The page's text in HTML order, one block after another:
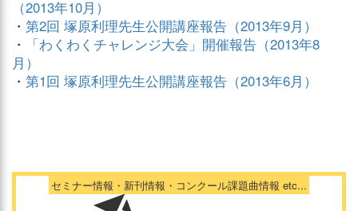
（2013年10月）
・ 第2回 塚原利理先生公開講座報告（2013年9月）
・
「わくわくチャレンジ大会」開催報告（2013年8
月）
・ 第1回 塚原利理先生公開講座報告（2013年6月）
セミナー情報・新刊情報・コンクール課題曲情報 etc...